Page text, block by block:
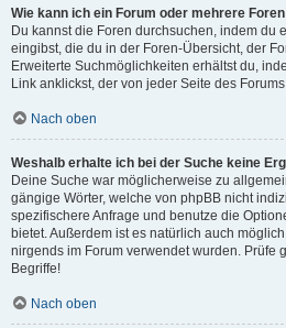
Wie kann ich ein Forum oder mehrere
Du kannst die Foren durchsuchen, indem du
eingibst, die du in der Foren-Übersicht, der
Erweiterte Suchmöglichkeiten erhältst du,
Link anklickst, der von jeder Seite des
Nach oben
Weshalb erhalte ich bei der Suche keine
Deine Suche war möglicherweise zu
gängige Wörter, welche von phpBB nicht
spezifischere Anfrage und benutze die
bietet. Außerdem ist es natürlich auch
nirgends im Forum verwendet wurden. Prüfe
Begriffe!
Nach oben